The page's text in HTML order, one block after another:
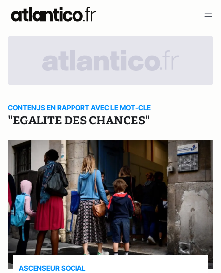
CONTENUS EN RAPPORT AVEC LE MOT-CLE
"EGALITE DES CHANCES"
ASCENSEUR SOCIAL